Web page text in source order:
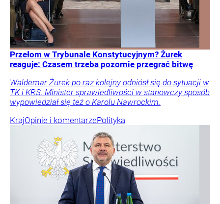
Przełom w Trybunale Konstytucyjnym? Żurek
reaguje: Czasem trzeba pozornie przegrać bitwę
Waldemar Żurek po raz kolejny odniósł się do sytuacji w
TK i KRS. Minister sprawiedliwości w stanowczy sposób
wypowiedział się też o Karolu Nawrockim.
KrajOpinie i komentarzePolityka